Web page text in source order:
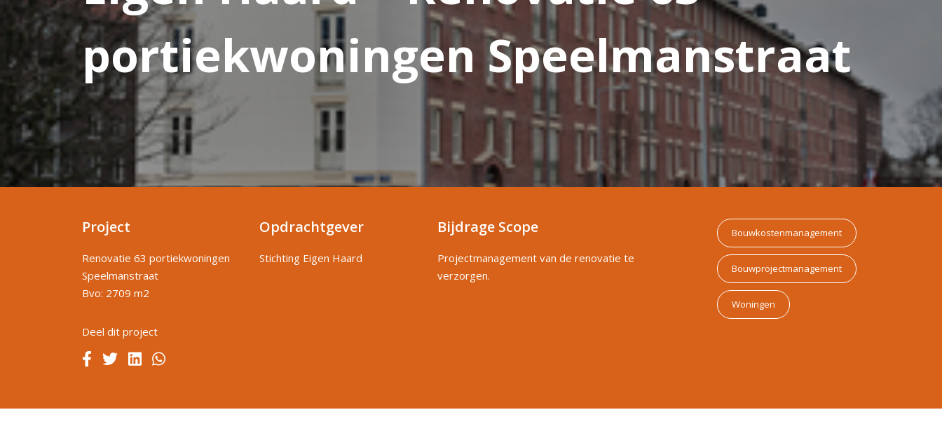
portiekwoningen Speelmanstraat
Project
Renovatie 63 portiekwoningen
Speelmanstraat
Bvo: 2709 m2
Deel dit project
Opdrachtgever
Stichting Eigen Haard
Bijdrage Scope
Projectmanagement van de renovatie te
verzorgen.
Bouwkostenmanagement
Bouwprojectmanagement
Woningen